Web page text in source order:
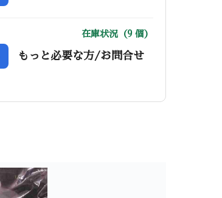
在庫状況（9 個）
もっと必要な方/お問合せ